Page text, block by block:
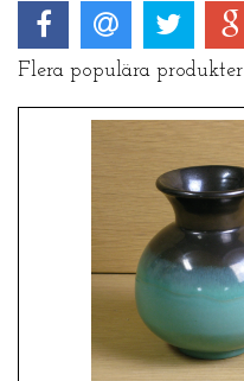
Flera populära produkter